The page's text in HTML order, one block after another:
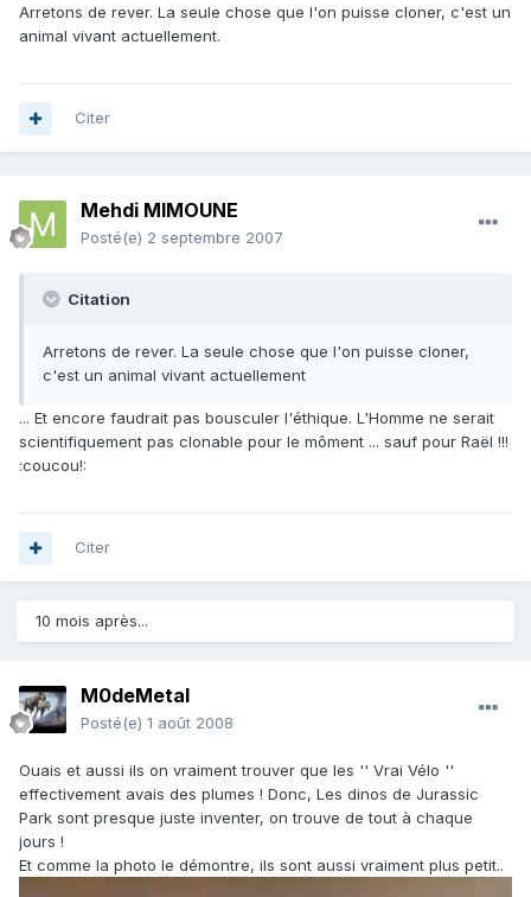
Arretons de rever. La seule chose que l'on puisse cloner, c'est un
animal vivant actuellement.
Citer
Mehdi MIMOUNE
Posté(e) 2 septembre 2007
Citation
Arretons de rever. La seule chose que l'on puisse cloner,
c'est un animal vivant actuellement
... Et encore faudrait pas bousculer l'éthique. L'Homme ne serait
scientifiquement pas clonable pour le môment ... sauf pour Raël !!!
:coucou!:
Citer
10 mois après...
M0deMetal
Posté(e) 1 août 2008
Ouais et aussi ils on vraiment trouver que les '' Vrai Vélo ''
effectivement avais des plumes ! Donc, Les dinos de Jurassic
Park sont presque juste inventer, on trouve de tout à chaque
jours !
Et comme la photo le démontre, ils sont aussi vraiment plus petit..